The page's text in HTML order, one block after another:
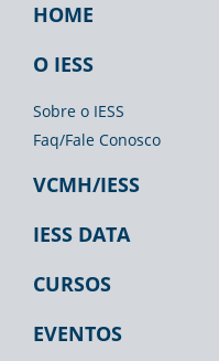
Footer
IESS
HOME
O IESS
Sobre o IESS
Faq/Fale Conosco
VCMH/IESS
IESS DATA
CURSOS
EVENTOS
Footer
Biblioteca
Footer
Espaço
Imprensa